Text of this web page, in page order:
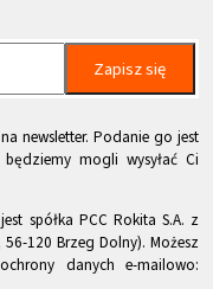
Zapisz się
newsletter. Podanie go jest
mogli wysyłać Ci
spółka PCC Rokita S.A. z
120 Brzeg Dolny). Możesz
danych e-mailowo: